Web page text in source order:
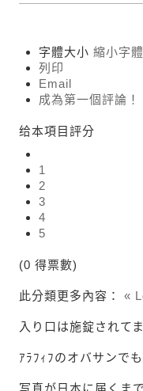
關於我們
字體大小 縮小字體
列印
Email
成為第一個評論！
给本項目評分
1
2
3
4
5
(0 得票數)
此分類更多內容： «
入り口は施錠されて
ｱﾗﾌｨﾌのオバサンで
写真が日本に届くま